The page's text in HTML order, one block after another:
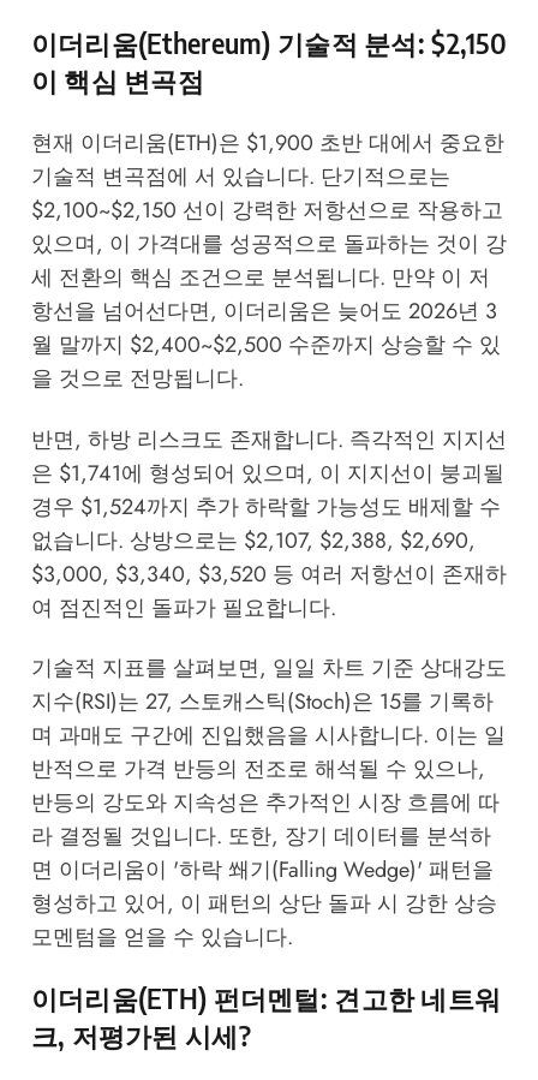
이더리움(Ethereum) 기술적 분석: $2,150
이 핵심 변곡점
현재 이더리움(ETH)은 $1,900 초반 대에서 중요한
기술적 변곡점에 서 있습니다. 단기적으로는
$2,100~$2,150 선이 강력한 저항선으로 작용하고
있으며, 이 가격대를 성공적으로 돌파하는 것이 강
세 전환의 핵심 조건으로 분석됩니다. 만약 이 저
항선을 넘어선다면, 이더리움은 늦어도 2026년 3
월 말까지 $2,400~$2,500 수준까지 상승할 수 있
을 것으로 전망됩니다.
반면, 하방 리스크도 존재합니다. 즉각적인 지지선
은 $1,741에 형성되어 있으며, 이 지지선이 붕괴될
경우 $1,524까지 추가 하락할 가능성도 배제할 수
없습니다. 상방으로는 $2,107, $2,388, $2,690,
$3,000, $3,340, $3,520 등 여러 저항선이 존재하
여 점진적인 돌파가 필요합니다.
기술적 지표를 살펴보면, 일일 차트 기준 상대강도
지수(RSI)는 27, 스토캐스틱(Stoch)은 15를 기록하
며 과매도 구간에 진입했음을 시사합니다. 이는 일
반적으로 가격 반등의 전조로 해석될 수 있으나,
반등의 강도와 지속성은 추가적인 시장 흐름에 따
라 결정될 것입니다. 또한, 장기 데이터를 분석하
면 이더리움이 '하락 쐐기(Falling Wedge)' 패턴을
형성하고 있어, 이 패턴의 상단 돌파 시 강한 상승
모멘텀을 얻을 수 있습니다.
이더리움(ETH) 펀더멘털: 견고한 네트워
크, 저평가된 시세?